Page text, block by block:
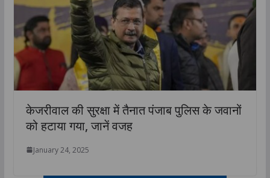
केजरीवाल की सुरक्षा में तैनात पंजाब पुलिस के जवानों
को हटाया गया, जानें वजह
January 24, 2025